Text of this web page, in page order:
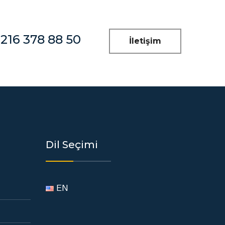
378 88 50 İletişim
Dil Seçimi
EN